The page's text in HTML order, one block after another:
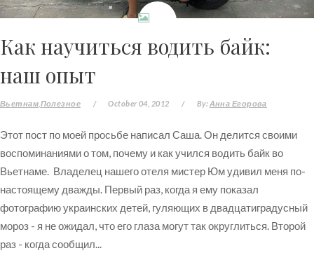
Как научиться водить байк:
наш опыт
Вьетнам Полезное / October 04, 2012 / By: Анна Егорова
Этот пост по моей просьбе написал Саша. Он делится своими
воспоминаниями о том, почему и как учился водить байк во
Вьетнаме. Владелец нашего отеля мистер Юм удивил меня по-
настоящему дважды. Первый раз, когда я ему показал
фотографию украинских детей, гуляющих в двадцатиградусный
мороз - я не ожидал, что его глаза могут так округлиться. Второй
раз - когда сообщил...